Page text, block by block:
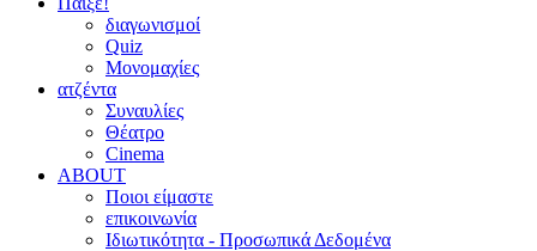
διαγωνισμοί
Quiz
Μονομαχίες
ατζέντα
Συναυλίες
Θέατρο
Cinema
ABOUT
Ποιοι είμαστε
επικοινωνία
Ιδιωτικότητα - Προσωπικά Δεδομένα